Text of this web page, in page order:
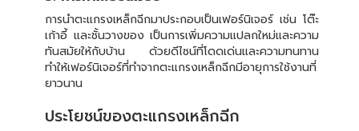
การนำตะแกรงเหล็กฉีกมาประกอบเป็นเฟอร์นิเจอร์ เช่น โต๊ะ
เก้าอี้ และชั้นวางของ เป็นการเพิ่มความแปลกใหม่และความ
ทันสมัยให้กับบ้าน ด้วยดีไซน์ที่โดดเด่นและความทนทาน
ทำให้เฟอร์นิเจอร์ที่ทำจากตะแกรงเหล็กฉีกมีอายุการใช้งานที่
ยาวนาน
ประโยชน์ของตะแกรงเหล็กฉีก